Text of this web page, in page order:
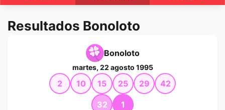
Resultados Bonoloto
Bonoloto
martes, 22 agosto 1995
2 10 15 25 29 42
32 1